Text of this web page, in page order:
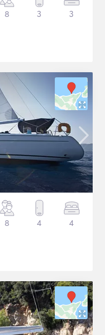
8 3 3
8 4 4